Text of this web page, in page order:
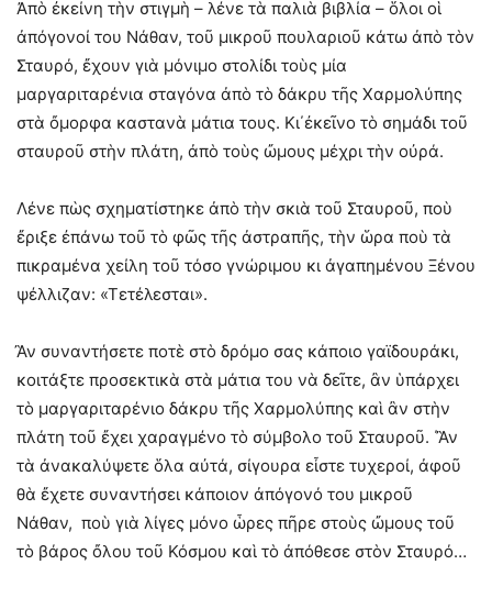
Ἀπὸ ἐκείνη τὴν στιγμὴ – λένε τὰ παλιὰ βιβλία – ὅλοι οἱ
ἀπόγονοί του Νάθαν, τοῦ μικροῦ πουλαριοῦ κάτω ἀπὸ τὸν
Σταυρό, ἔχουν γιὰ μόνιμο στολίδι τοὺς μία
μαργαριταρένια σταγόνα ἀπὸ τὸ δάκρυ τῆς Χαρμολύπης
στὰ ὄμορφα καστανὰ μάτια τους. Κι΄ἐκεῖνο τὸ σημάδι τοῦ
σταυροῦ στὴν πλάτη, ἀπὸ τοὺς ὤμους μέχρι τὴν οὐρά.
Λένε πὼς σχηματίστηκε ἀπὸ τὴν σκιὰ τοῦ Σταυροῦ, ποὺ
ἔριξε ἐπάνω τοῦ τὸ φῶς τῆς ἀστραπῆς, τὴν ὥρα ποὺ τὰ
πικραμένα χείλη τοῦ τόσο γνώριμου κι ἀγαπημένου Ξένου
ψέλλιζαν: «Τετέλεσται».
Ἂν συναντήσετε ποτὲ στὸ δρόμο σας κάποιο γαϊδουράκι,
κοιτάξτε προσεκτικὰ στὰ μάτια του νὰ δεῖτε, ἂν ὑπάρχει
τὸ μαργαριταρένιο δάκρυ τῆς Χαρμολύπης καὶ ἂν στὴν
πλάτη τοῦ ἔχει χαραγμένο τὸ σύμβολο τοῦ Σταυροῦ. ΄Ἂν
τὰ ἀνακαλύψετε ὅλα αὐτά, σίγουρα εἶστε τυχεροί, ἀφοῦ
θὰ ἔχετε συναντήσει κάποιον ἀπόγονό του μικροῦ
Νάθαν, ποὺ γιὰ λίγες μόνο ὧρες πῆρε στοὺς ὤμους τοῦ
τὸ βάρος ὄλου τοῦ Κόσμου καὶ τὸ ἀπόθεσε στὸν Σταυρό…